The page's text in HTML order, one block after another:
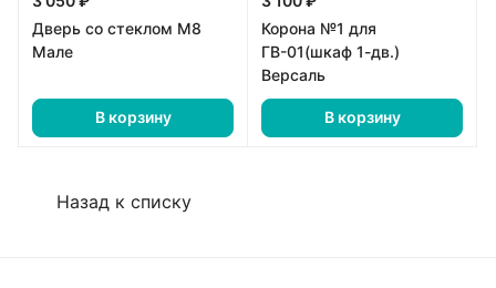
Дверь со стеклом М8
Мале
В корзину
Корона №1 для
ГВ-01(шкаф 1-дв.)
Версаль
В корзину
Назад к списку